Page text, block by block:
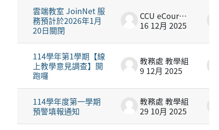
雲端教室 JoinNet 服
務預計於2026年1月
20日關閉
CCU eCourse2
16 12月 2025
114學年第1學期【線
上教學意見調查】開
跑囉
教務處 教學組
9 12月 2025
114學年度第一學期
預警填報通知
教務處 教學組
29 10月 2025